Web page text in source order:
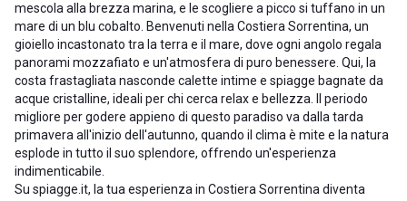
mescola alla brezza marina, e le scogliere a picco si tuffano in un
mare di un blu cobalto. Benvenuti nella Costiera Sorrentina, un
gioiello incastonato tra la terra e il mare, dove ogni angolo regala
panorami mozzafiato e un'atmosfera di puro benessere. Qui, la
costa frastagliata nasconde calette intime e spiagge bagnate da
acque cristalline, ideali per chi cerca relax e bellezza. Il periodo
migliore per godere appieno di questo paradiso va dalla tarda
primavera all'inizio dell'autunno, quando il clima è mite e la natura
esplode in tutto il suo splendore, offrendo un'esperienza
indimenticabile.
Su spiagge.it, la tua esperienza in Costiera Sorrentina diventa